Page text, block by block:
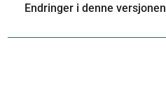
Endringer i denne versjonen